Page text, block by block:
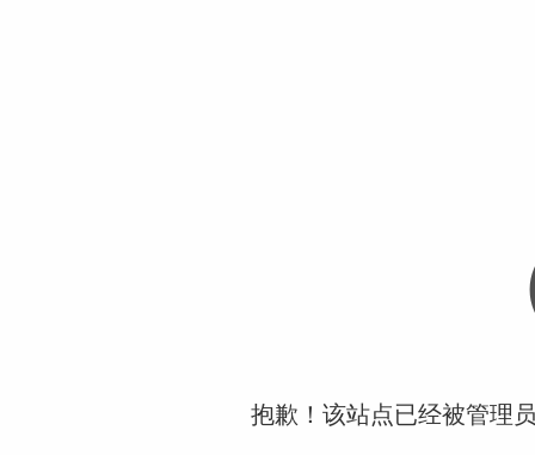
抱歉！该站点已经被管理